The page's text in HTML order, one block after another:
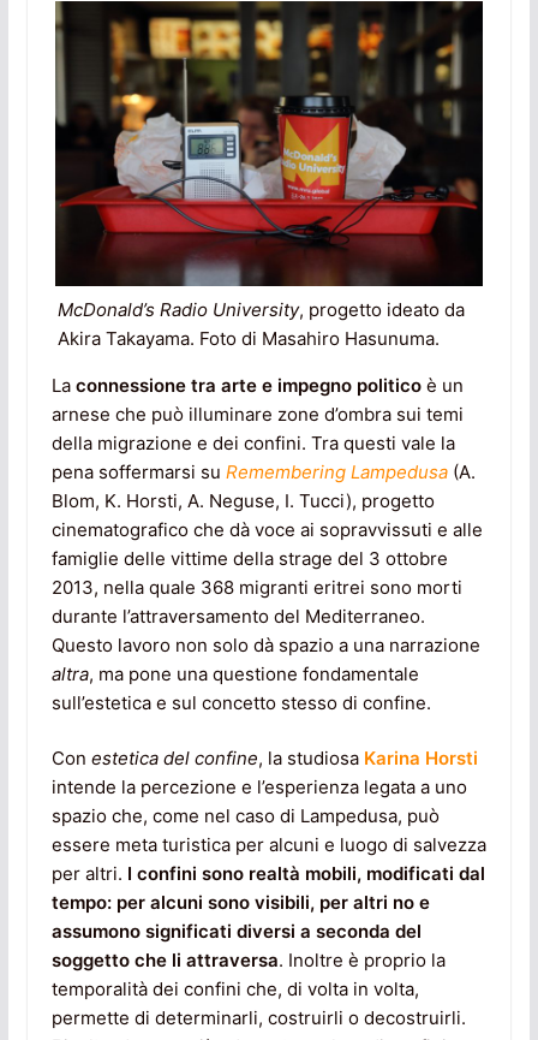
McDonald’s Radio University, progetto ideato da
Akira Takayama. Foto di Masahiro Hasunuma.
La connessione tra arte e impegno politicoè un
arnese che può illuminare zone d’ombra sui temi
della migrazione e dei confini. Tra questi vale la
pena soffermarsi su Remembering Lampedusa (A.
Blom, K. Horsti, A. Neguse, I. Tucci), progetto
cinematografico che dà voce ai sopravvissuti e alle
famiglie delle vittime della strage del 3 ottobre
2013, nella quale 368 migranti eritrei sono morti
durante l’attraversamento del Mediterraneo.
Questo lavoro non solo dà spazio a una narrazione
altra, ma pone una questione fondamentale
sull’estetica e sul concetto stesso di confine.
Con estetica del confine, la studiosa Karina Horsti
intende la percezione e l’esperienza legata a uno
spazio che, come nel caso di Lampedusa, può
essere meta turistica per alcuni e luogo di salvezza
per altri. I confini sono realtà mobili, modificati dal
tempo: per alcuni sono visibili, per altri no e
assumono significati diversi a seconda del
soggetto che li attraversa. Inoltre è proprio la
temporalità dei confini che, di volta in volta,
permette di determinarli, costruirli o decostruirli.